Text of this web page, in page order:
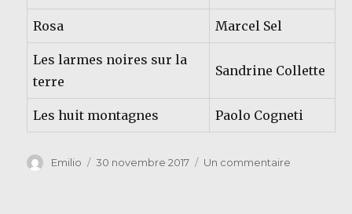
Rosa Marcel Sel
Les larmes noires sur la
terre
Sandrine Collette
Les huit montagnes Paolo Cogneti
Auteur
Emilio
Publié
30 novembre 2017 Un commentaire